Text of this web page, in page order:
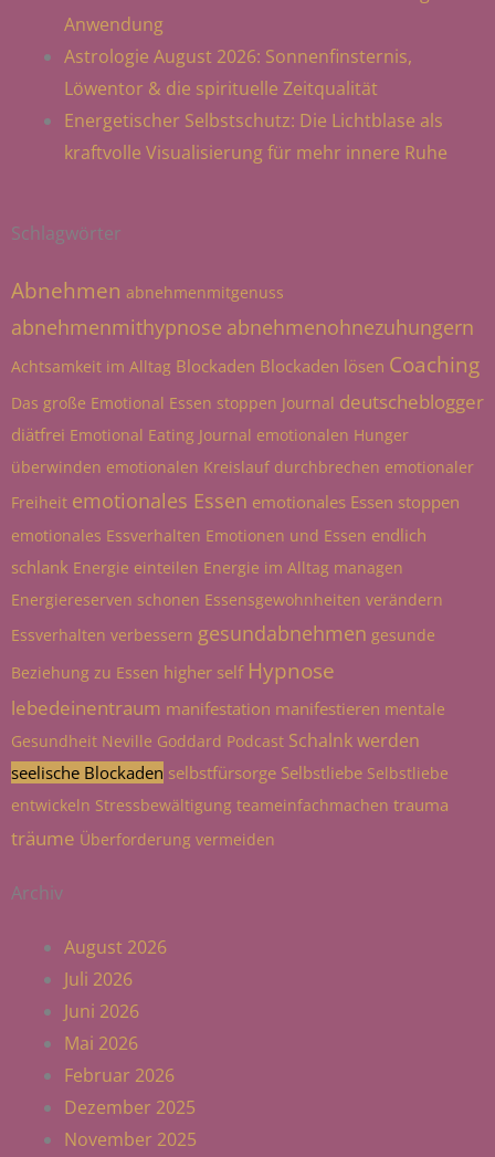
Anwendung
Astrologie August 2026: Sonnenfinsternis,
Löwentor & die spirituelle Zeitqualität
Energetischer Selbstschutz: Die Lichtblase als
kraftvolle Visualisierung für mehr innere Ruhe
Schlagwörter
Abnehmen abnehmenmitgenuss
abnehmenmithypnose abnehmenohnezuhungern
Achtsamkeit im Alltag Blockaden Blockaden lösen Coaching
Das große Emotional Essen stoppen Journal deutscheblogger
diätfrei Emotional Eating Journal emotionalen Hunger
überwinden emotionalen Kreislauf durchbrechen emotionaler
Freiheit emotionales Essen emotionales Essen stoppen
emotionales Essverhalten Emotionen und Essen endlich
schlank Energie einteilen Energie im Alltag managen
Energiereserven schonen Essensgewohnheiten verändern
Essverhalten verbessern gesundabnehmen gesunde
Beziehung zu Essen higher self Hypnose
lebedeinentraum manifestation manifestieren mentale
Gesundheit Neville Goddard Podcast Schalnk werden
seelische Blockaden selbstfürsorge Selbstliebe Selbstliebe
entwickeln Stressbewältigung teameinfachmachen trauma
träume Überforderung vermeiden
Archiv
August 2026
Juli 2026
Juni 2026
Mai 2026
Februar 2026
Dezember 2025
November 2025